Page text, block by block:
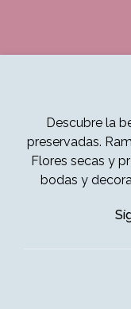
Descubre la
preservadas.
Flores secas y
bodas y